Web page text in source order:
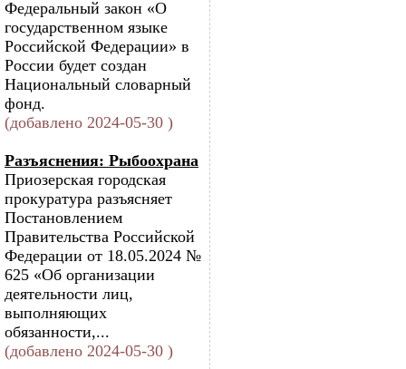
Федеральный закон «О
государственном языке
Российской Федерации» в
России будет создан
Национальный словарный
фонд.
(добавлено 2024-05-30 )
Разъяснения: Рыбоохрана
Приозерская городская
прокуратура разъясняет
Постановлением
Правительства Российской
Федерации от 18.05.2024 №
625 «Об организации
деятельности лиц,
выполняющих
обязанности,...
(добавлено 2024-05-30 )